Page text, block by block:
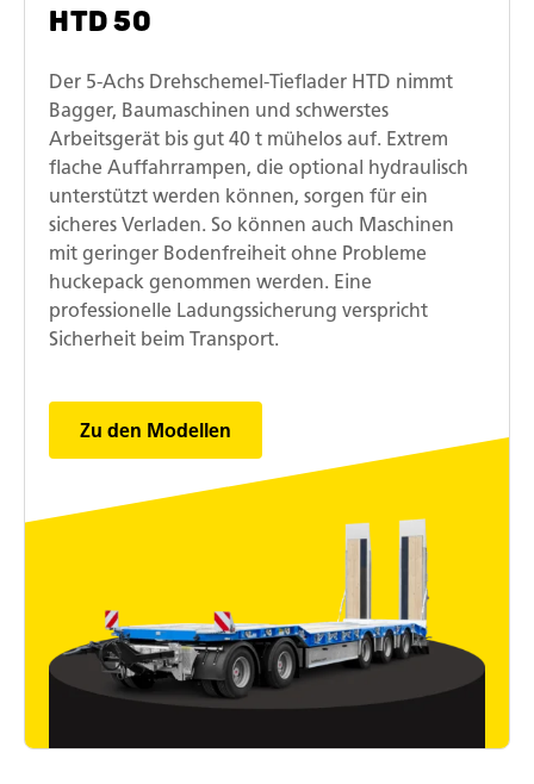
HTD 50
Der 5-Achs Drehschemel-Tieflader HTD nimmt
Bagger, Baumaschinen und schwerstes
Arbeitsgerät bis gut 40 t mühelos auf. Extrem
flache Auffahrrampen, die optional hydraulisch
unterstützt werden können, sorgen für ein
sicheres Verladen. So können auch Maschinen
mit geringer Bodenfreiheit ohne Probleme
huckepack genommen werden. Eine
professionelle Ladungssicherung verspricht
Sicherheit beim Transport.
Zu den Modellen